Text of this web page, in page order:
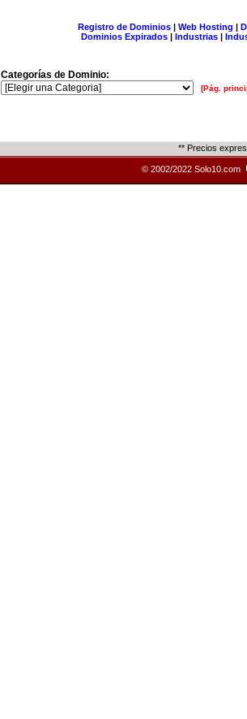
Registro de Dominios| Web Hosting |
Dominios Expirados | Industrias |
Categorías de Dominio:
[Pág.
** Precios
© 2002/2022 Solo10.com